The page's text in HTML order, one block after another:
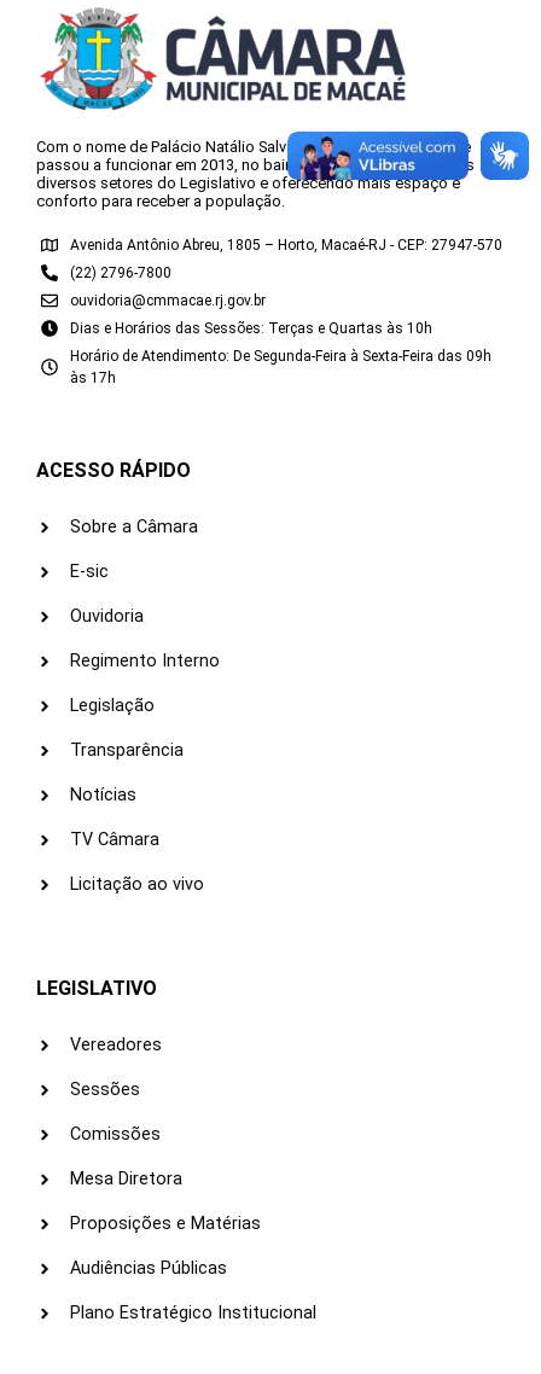
Com o nome de Palácio Natálio Salvador Antunes, a nova sede
passou a funcionar em 2013, no bairro Horto, concentrando os
diversos setores do Legislativo e oferecendo mais espaço e
conforto para receber a população.
Avenida Antônio Abreu, 1805 – Horto, Macaé-RJ - CEP: 27947-570
(22) 2796-7800
ouvidoria@cmmacae.rj.gov.br
Dias e Horários das Sessões: Terças e Quartas às 10h
Horário de Atendimento: De Segunda-Feira à Sexta-Feira das 09h
às 17h
ACESSO RÁPIDO
Sobre a Câmara
E-sic
Ouvidoria
Regimento Interno
Legislação
Transparência
Notícias
TV Câmara
Licitação ao vivo
LEGISLATIVO
Vereadores
Sessões
Comissões
Mesa Diretora
Proposições e Matérias
Audiências Públicas
Plano Estratégico Institucional